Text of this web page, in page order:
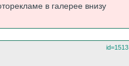
в галерее внизу
id=1513